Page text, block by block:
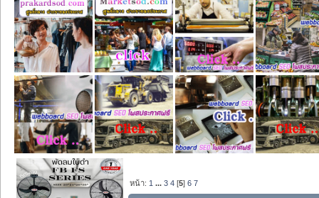
หน้า: 1 ...3 4 [5]6 7